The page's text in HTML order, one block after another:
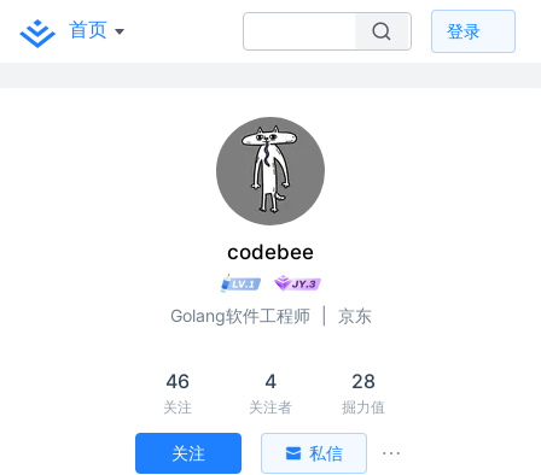
首页 登录
codebee
Golang软件工程师 京东
46
关注
4
关注者
28
掘力值
关注 私信